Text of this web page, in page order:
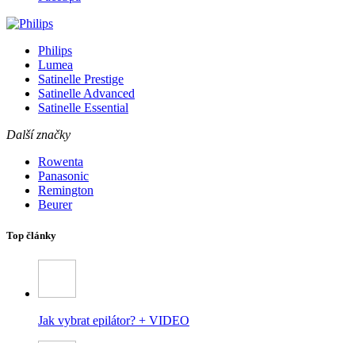
Philips
Lumea
Satinelle Prestige
Satinelle Advanced
Satinelle Essential
Další značky
Rowenta
Panasonic
Remington
Beurer
Top články
Jak vybrat epilátor? + VIDEO